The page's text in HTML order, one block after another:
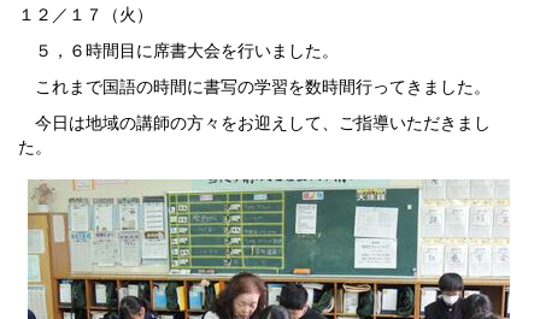
１２／１７（火）
５，６時間目に席書大会を行いました。
これまで国語の時間に書写の学習を数時間行ってきました。
今日は地域の講師の方々をお迎えして、ご指導いただきまし
た。